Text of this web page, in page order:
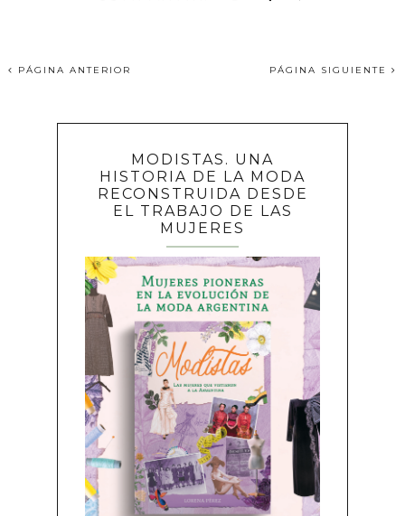
PÁGINA ANTERIOR PÁGINA SIGUIENTE
MODISTAS. UNA
HISTORIA DE LA MODA
RECONSTRUIDA DESDE
EL TRABAJO DE LAS
MUJERES